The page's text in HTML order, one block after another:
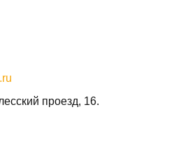
проезд, 16.